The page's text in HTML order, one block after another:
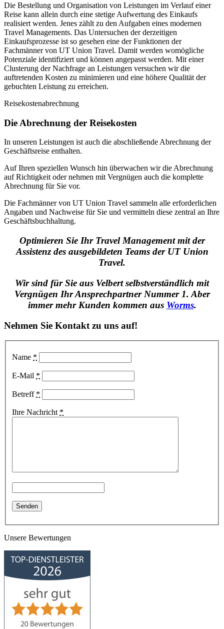
Die Bestellung und Organisation von Leistungen im Verlauf einer
Reise kann allein durch eine stetige Aufwertung des Einkaufs
realisiert werden. Jenes zählt zu den Aufgaben eines modernen
Travel Managements. Das Untersuchen der derzeitigen
Einkaufsprozesse ist so gesehen eine der Funktionen der
Fachmänner von UT Union Travel. Damit werden womögliche
Potenziale identifiziert und können angepasst werden. Mit einer
Clusterung der Nachfrage an Leistungen versuchen wir die
auftretenden Kosten zu minimieren und eine höhere Qualität der
gebuchten Leistung zu erreichen.
Reisekostenabrechnung
Die Abrechnung der Reisekosten
In unseren Leistungen ist auch die abschließende Abrechnung der
Geschäftsreise enthalten.
Auf Ihren speziellen Wunsch hin überwachen wir die Abrechnung
auf Richtigkeit oder nehmen mit Vergnügen auch die komplette
Abrechnung für Sie vor.
Die Fachmänner von UT Union Travel sammeln alle erforderlichen
Angaben und Nachweise für Sie und vermitteln diese zentral an Ihre
Geschäftsbuchhaltung.
Optimieren Sie Ihr Travel Management mit der
Assistenz des ausgebildeten Teams der UT Union
Travel.
Wir sind für Sie aus Velbert selbstverständlich mit
Vergnügen Ihr Ansprechpartner Nummer 1. Aber
immer mehr Kunden kommen aus Worms.
Nehmen Sie Kontakt zu uns auf!
Name *
E-Mail *
Betreff *
Ihre Nachricht *
Unsere Bewertungen